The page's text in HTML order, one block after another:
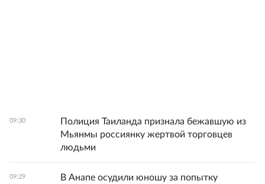
09:30
Полиция Таиланда признала бежавшую из
Мьянмы россиянку жертвой торговцев
людьми
09:29
В Анапе осудили юношу за попытку